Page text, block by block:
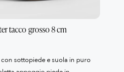
tacco grosso 8 cm
sottopiede e suola in puro